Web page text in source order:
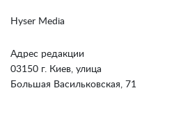
Hyser Media
Адрес редакции
03150 г. Киев, улица
Большая Васильковская, 71